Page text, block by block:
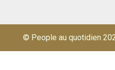
© People au quotidien